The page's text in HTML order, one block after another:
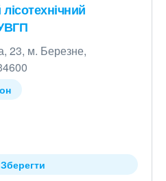
23, м. Березне,
Зберегти